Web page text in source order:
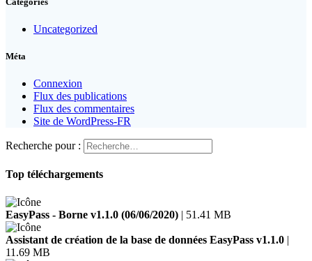
Uncategorized
Méta
Connexion
Flux des publications
Flux des commentaires
Site de WordPress-FR
Recherche pour :
Top téléchargements
EasyPass - Borne v1.1.0 (06/06/2020) | 51.41 MB
Assistant de création de la base de données EasyPass v1.1.0 |
11.69 MB